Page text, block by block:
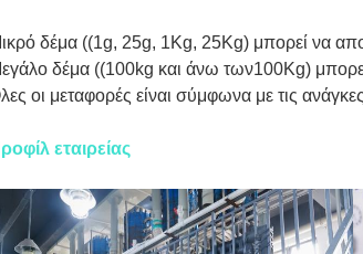
δέμα ((1g, 25g, 1Kg, 25Kg) μπορεί να
δέμα ((100kg και άνω των100Kg)
οι μεταφορές είναι σύμφωνα με τις
εταιρείας